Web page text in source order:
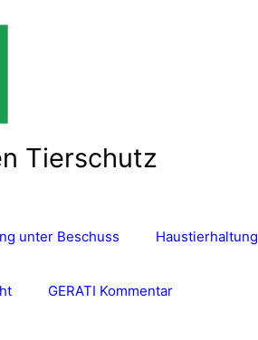
Tierschutz
unter Beschuss Haustierhaltung
GERATI Kommentar